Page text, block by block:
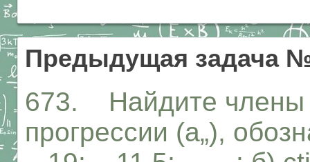
Предыдущая задача
673. Найдите члены
прогрессии (а„),